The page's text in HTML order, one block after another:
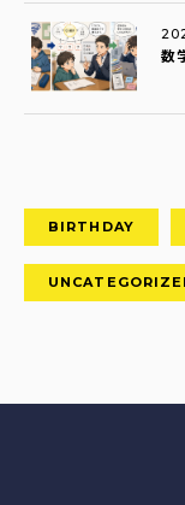
数
BIRTHDAY